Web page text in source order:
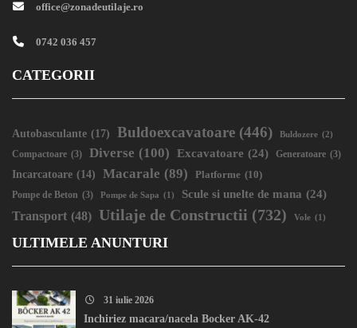
office@zonadeutilaje.ro
0742 036 457
CATEGORII
Autobasculante (17) Buldoexcavatoare (446) Buldozere (2)
Compactoare (3) Diverse (100) Excavatoare (24) Generatoare (3)
Incarcatoare (14) Macarale (89) Platforme (10)
Pompe de Beton (3) Pompe de Sapa (1) Scule si unelte de mana (24)
Transport (48) Utilaje de Constructii (732) Vole (1)
ULTIMELE ANUNTURI
31 iulie 2026
Inchiriez macara/nacela Bocker AK-42